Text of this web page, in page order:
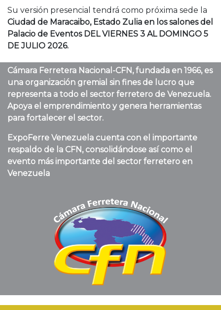
Su versión presencial tendrá como próxima sede la
Ciudad de Maracaibo, Estado Zulia en los salones del
Palacio de Eventos DEL VIERNES 3 AL DOMINGO 5
DE JULIO 2026.
Cámara Ferretera Nacional-CFN, fundada en 1966, es
una organización gremial sin fines de lucro que
representa a todo el sector ferretero de Venezuela.
Apoya el emprendimiento y genera herramientas
para fortalecer el sector.
ExpoFerre Venezuela cuenta con el importante
respaldo de la CFN, consolidándose así como el
evento más importante del sector ferretero en
Venezuela